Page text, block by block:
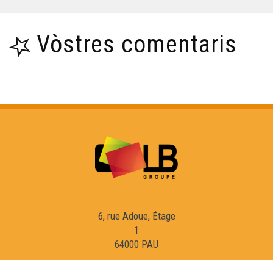
Mai de 68 - Testimònis 3/3
Visita per l'Auda
Conservatòri deus legumes ancians deu Bearn
Vòstres comentaris
6, rue Adoue, Étage
1
64000 PAU